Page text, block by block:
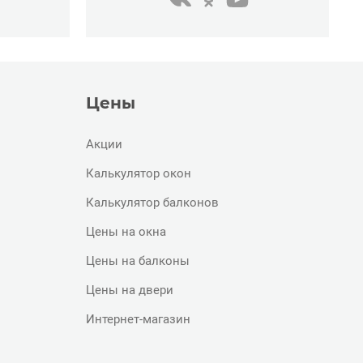
Цены
Акции
Калькулятор окон
Калькулятор балконов
Цены на окна
Цены на балконы
Цены на двери
Интернет-магазин